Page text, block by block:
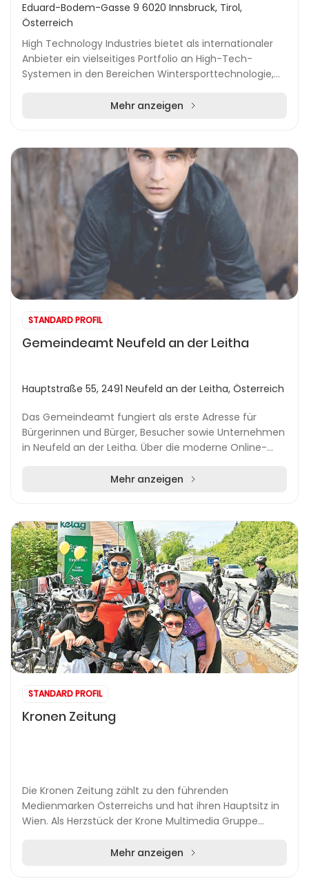
Eduard-Bodem-Gasse 9 6020 Innsbruck, Tirol,
Österreich
High Technology Industries bietet als internationaler
Anbieter ein vielseitiges Portfolio an High-Tech-
Systemen in den Bereichen Wintersporttechnologie,
Mehr anzeigen
STANDARD PROFIL
Gemeindeamt Neufeld an der Leitha
Hauptstraße 55, 2491 Neufeld an der Leitha, Österreich
Das Gemeindeamt fungiert als erste Adresse für
Bürgerinnen und Bürger, Besucher sowie Unternehmen
in Neufeld an der Leitha. Über die moderne Online-
Mehr anzeigen
STANDARD PROFIL
Kronen Zeitung
Die Kronen Zeitung zählt zu den führenden
Medienmarken Österreichs und hat ihren Hauptsitz in
Wien. Als Herzstück der Krone Multimedia Gruppe
Mehr anzeigen